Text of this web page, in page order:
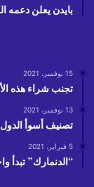
بايدن يعلن دعمه
15 نوفمبر، 2021
تجنب شراء هذه
13 نوفمبر، 2021
تصنيف أسوأ
5 فبراير، 2021
“الدنمارك” تبدأ واحدا